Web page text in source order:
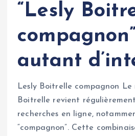
“Lesly
autant
Lesly Boitrelle compagnon Le
Boitrelle revient
recherches en ligne,
“compagnon”. Cette